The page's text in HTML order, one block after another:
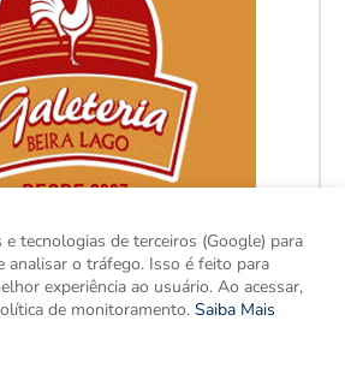
tecnologias de terceiros (Google) para
analisar o tráfego. Isso é feito para
experiência ao usuário. Ao acessar,
de monitoramento. Saiba Mais